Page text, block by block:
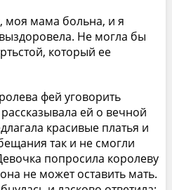
моя мама больна, и я
Не могла бы
который ее
фей уговорить
ей о вечной
красивые платья и
так и не смогли
попросила королеву
не может оставить мать.